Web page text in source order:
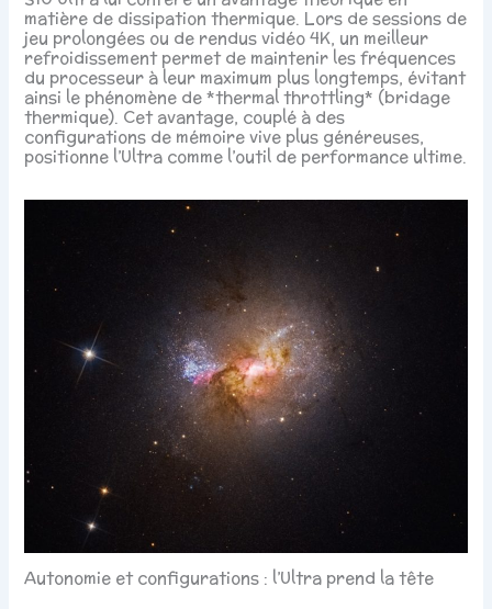
matière de dissipation thermique. Lors de sessions de
jeu prolongées ou de rendus vidéo 4K, un meilleur
refroidissement permet de maintenir les fréquences
du processeur à leur maximum plus longtemps, évitant
ainsi le phénomène de *thermal throttling* (bridage
thermique). Cet avantage, couplé à des
configurations de mémoire vive plus généreuses,
positionne l’Ultra comme l’outil de performance ultime.
Autonomie et configurations : l’Ultra prend la tête